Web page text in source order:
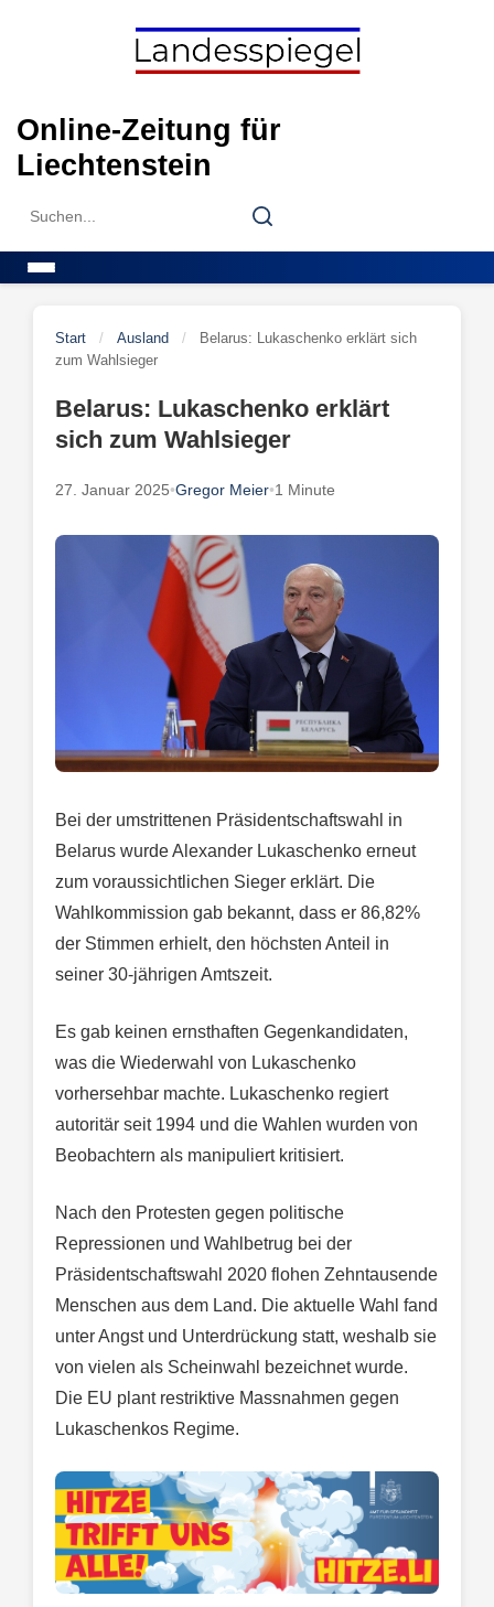
Online-Zeitung für
Liechtenstein
Search
Search
Start / Ausland /
Belarus: Lukaschenko erklärt sich
zum Wahlsieger
Belarus: Lukaschenko erklärt
sich zum Wahlsieger
27. Januar 2025•Gregor Meier•1 Minute
Bei der umstrittenen Präsidentschaftswahl in
Belarus wurde Alexander Lukaschenko erneut
zum voraussichtlichen Sieger erklärt. Die
Wahlkommission gab bekannt, dass er 86,82%
der Stimmen erhielt, den höchsten Anteil in
seiner 30-jährigen Amtszeit.
Es gab keinen ernsthaften Gegenkandidaten,
was die Wiederwahl von Lukaschenko
vorhersehbar machte. Lukaschenko regiert
autoritär seit 1994 und die Wahlen wurden von
Beobachtern als manipuliert kritisiert.
Nach den Protesten gegen politische
Repressionen und Wahlbetrug bei der
Präsidentschaftswahl 2020 flohen Zehntausende
Menschen aus dem Land. Die aktuelle Wahl fand
unter Angst und Unterdrückung statt, weshalb sie
von vielen als Scheinwahl bezeichnet wurde.
Die EU plant restriktive Massnahmen gegen
Lukaschenkos Regime.